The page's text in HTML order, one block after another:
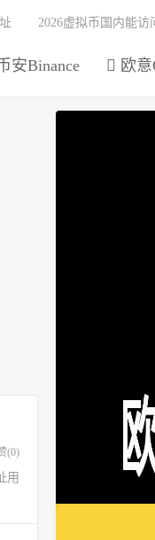
安Binance 欧
2026虚拟币国内能访
(0)
用